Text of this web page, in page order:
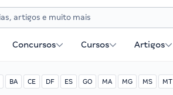
Concursos Cursos Artigos
BA CE DF ES GO MA MG MS MT